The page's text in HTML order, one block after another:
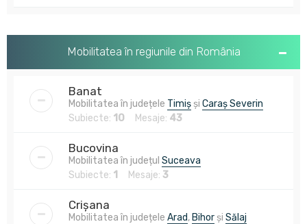
Mobilitatea în regiunile din România
Banat
Mobilitatea în județele Timișși Caraș Severin
Subiecte: 10 Mesaje: 43
Bucovina
Mobilitatea în județul Suceava
Subiecte: 1 Mesaje: 3
Crișana
Mobilitatea în județele Arad, Bihorși Sălaj